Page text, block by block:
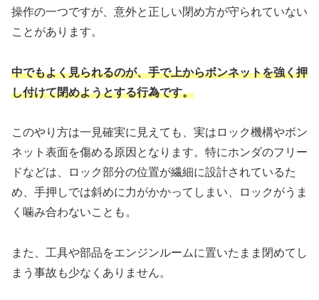
操作の一つですが、意外と正しい閉め方が守られていない
ことがあります。
中でもよく見られるのが、手で上からボンネットを強く押
し付けて閉めようとする行為です。
このやり方は一見確実に見えても、実はロック機構やボン
ネット表面を傷める原因となります。特にホンダのフリー
ドなどは、ロック部分の位置が繊細に設計されているた
め、手押しでは斜めに力がかかってしまい、ロックがうま
く噛み合わないことも。
また、工具や部品をエンジンルームに置いたまま閉めてし
まう事故も少なくありません。